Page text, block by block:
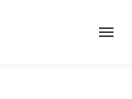
